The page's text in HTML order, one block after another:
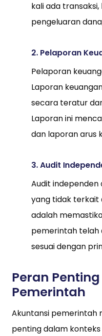
kali ada
pengeluaran
2. Pelaporan
Pelaporan
Laporan
secara teratur
Laporan ini
dan laporan arus
3. Audit
Audit independen
yang tidak terkait
adalah
pemerintah telah
sesuai dengan
Peran
Pemerintah
Akuntansi pemerintah
penting dalam